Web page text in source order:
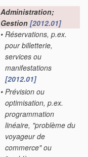
Administration;
Gestion [2012.01]
• Réservations, p.ex.
pour billetterie,
services ou
manifestations
[2012.01]
• Prévision ou
optimisation, p.ex.
programmation
linéaire, "problème du
voyageur de
commerce" ou